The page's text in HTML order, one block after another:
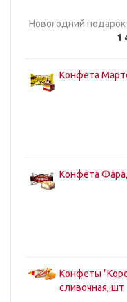
Новогодний
1
Конфета
Конфета
Конфеты
сливочная, шт